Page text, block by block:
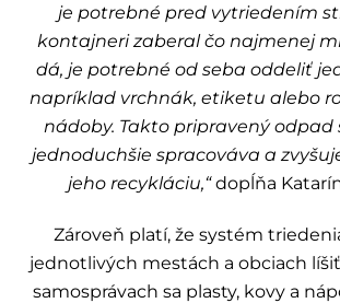
je potrebné pred vytriedením
kontajneri zaberal čo najmenej
dá, je potrebné od seba oddeliť
napríklad vrchnák, etiketu alebo
nádoby. Takto pripravený odpad
jednoduchšie spracováva a
jeho recykláciu,“dopĺňa
Zároveň platí, že systém
jednotlivých mestách a obciach
samosprávach sa plasty, kovy a